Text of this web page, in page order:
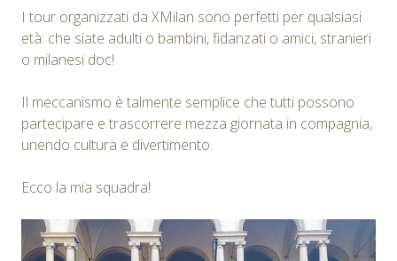
I tour organizzati da XMilan sono perfetti per qualsiasi
età: che siate adulti o bambini, fidanzati o amici, stranieri
o milanesi doc!
Il meccanismo è talmente semplice che tutti possono
partecipare e trascorrere mezza giornata in compagnia,
unendo cultura e divertimento.
Ecco la mia squadra!